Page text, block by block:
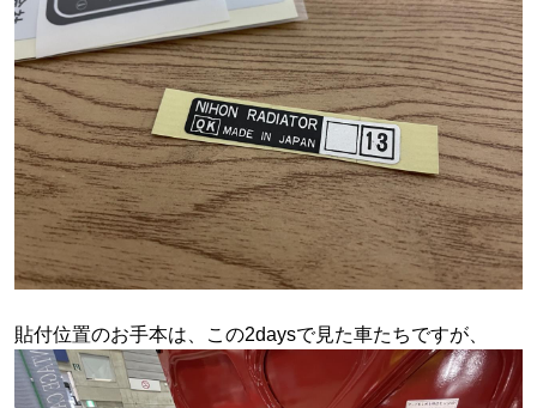
貼付位置のお手本は、この2daysで見た車たちですが、